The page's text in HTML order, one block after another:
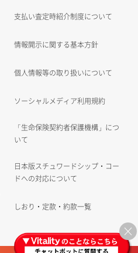
×
支払い査定時紹介制度について
情報開示に関する基本方針
個人情報等の取り扱いについて
ソーシャルメディア利用規約
「生命保険契約者保護機構」につ
いて
日本版スチュワードシップ・コー
ドへの対応について
しおり・定款・約款一覧